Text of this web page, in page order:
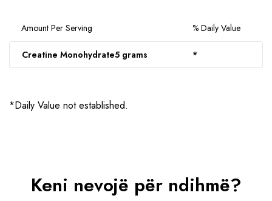
Amount Per Serving % Daily Value
Creatine Monohydrate5 grams *
*Daily Value not established.
Keni nevojë për ndihmë?